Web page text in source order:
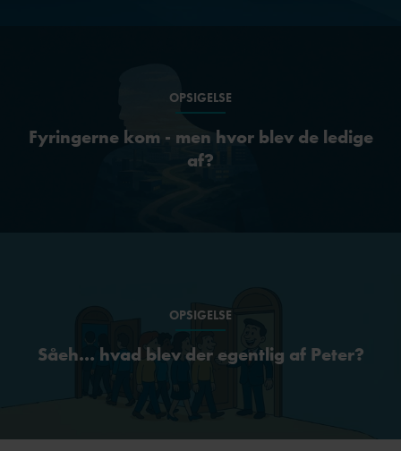
OPSIGELSE
Fyringerne kom - men hvor blev de ledige
af?
OPSIGELSE
Såeh… hvad blev der egentlig af Peter?